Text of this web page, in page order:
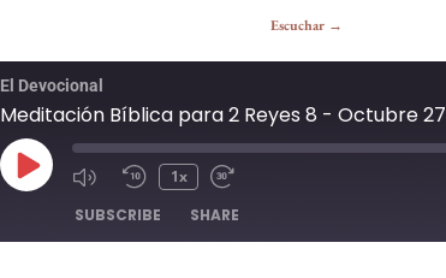
Escuchar →
El Devocional
Meditación Bíblica para 2 Reyes 8 - Octubre 27
1x
SUBSCRIBE SHARE